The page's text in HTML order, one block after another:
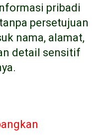
pribadi
persetujuan
nama, alamat,
detail sensitif